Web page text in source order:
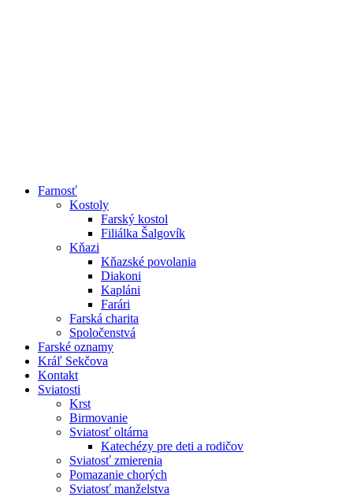
Farnosť
Kostoly
Farský kostol
Filiálka Šalgovík
Kňazi
Kňazské povolania
Diakoni
Kapláni
Farári
Farská charita
Spoločenstvá
Farské oznamy
Kráľ Sekčova
Kontakt
Sviatosti
Krst
Birmovanie
Sviatosť oltárna
Katechézy pre deti a rodičov
Sviatosť zmierenia
Pomazanie chorých
Sviatosť manželstva